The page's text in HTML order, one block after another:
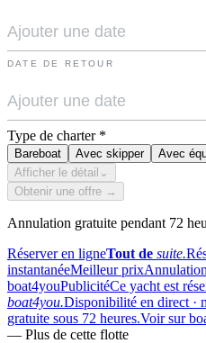
DATE DE RETOUR
Type de charter *
Bareboat Avec skipper
Avec
Afficher le détail ⌄
Obtenir une offre →
Annulation gratuite pendant 72
Réserver en ligneTout de suite.
instantanéeMeilleur prix
boat4youPublicitéCe yacht est
boat4you.Disponibilité en direct ·
gratuite sous 72 heures.Voir sur
— Plus de cette flotte